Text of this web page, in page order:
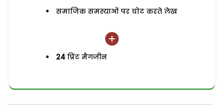
समाजिक समस्याओं पर चोट करते लेख
24 प्रिंट मैगजीन